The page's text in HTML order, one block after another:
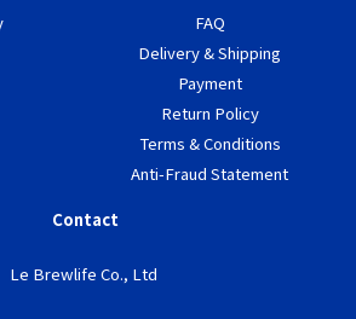
FAQ
Delivery & Shipping
Payment
Return Policy
Terms & Conditions
Anti-Fraud Statement
Contact
Le Brewlife Co., Ltd